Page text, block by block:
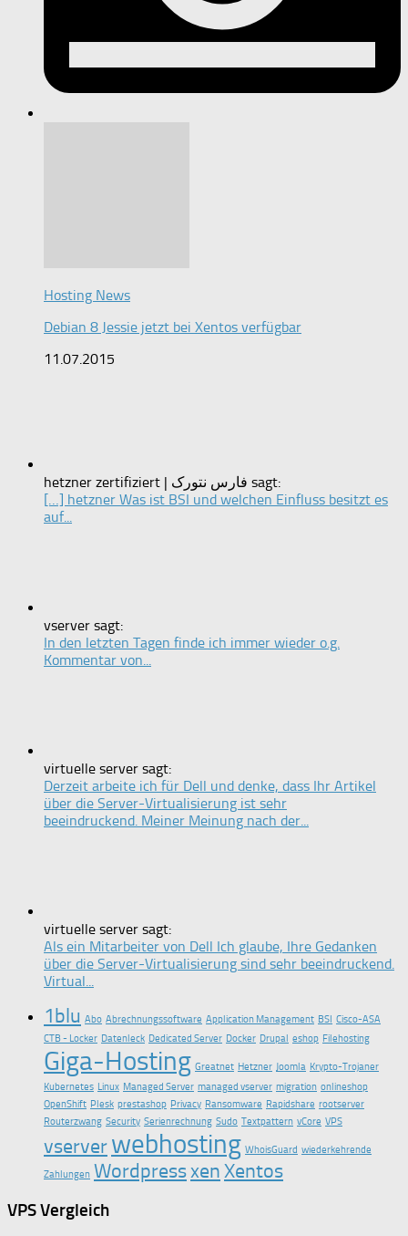
Hosting News
Debian 8 Jessie jetzt bei Xentos verfügbar
11.07.2015
hetzner zertifiziert | فارس نتورک sagt:
[…] hetzner Was ist BSI und welchen Einfluss besitzt es
auf...
vserver sagt:
In den letzten Tagen finde ich immer wieder o.g.
Kommentar von...
virtuelle server sagt:
Derzeit arbeite ich für Dell und denke, dass Ihr Artikel
über die Server-Virtualisierung ist sehr
beeindruckend. Meiner Meinung nach der...
virtuelle server sagt:
Als ein Mitarbeiter von Dell Ich glaube, Ihre Gedanken
über die Server-Virtualisierung sind sehr beeindruckend.
Virtual...
1blu Abo Abrechnungssoftware Application Management BSI Cisco-ASA
CTB - Locker Datenleck Dedicated Server Docker Drupal eshop Filehosting
Giga-Hosting Greatnet Hetzner Joomla Krypto-Trojaner
Kubernetes Linux Managed Server managed vserver migration onlineshop
OpenShift Plesk prestashop Privacy Ransomware Rapidshare rootserver
Routerzwang Security Serienrechnung Sudo Textpattern vCore VPS
vserverwebhosting WhoisGuard wiederkehrende
Zahlungen WordpressxenXentos
VPS Vergleich